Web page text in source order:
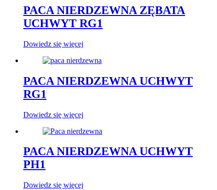
PACA NIERDZEWNA ZĘBATA
UCHWYT RG1
Dowiedz się więcej
PACA NIERDZEWNA UCHWYT
RG1
Dowiedz się więcej
PACA NIERDZEWNA UCHWYT
PH1
Dowiedz się więcej